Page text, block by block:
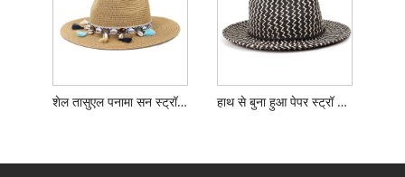
शेल तासुएल पनामा सन स्ट्रॉ हैट हाथ से बुना हुआ पेपर स्ट्रॉ फेडोरा सन हैट